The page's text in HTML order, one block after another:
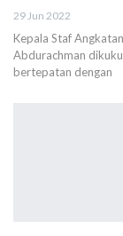
29 Jun 2022
Kepala Staf
Abdurachman
bertepatan dengan